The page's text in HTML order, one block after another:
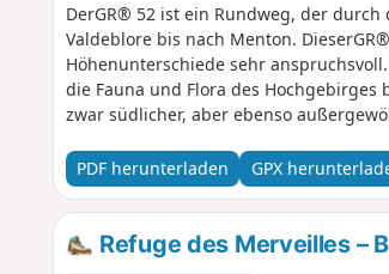
DerGR® 52 ist ein Rundweg, der
Valdeblore bis nach Menton.
Höhenunterschiede sehr
die Fauna und Flora des
zwar südlicher, aber ebenso
PDF herunterladen GPX
Refuge des Merveilles –